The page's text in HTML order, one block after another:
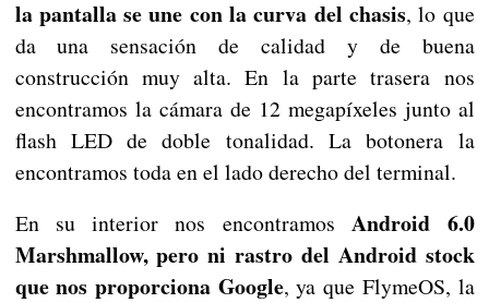
la pantalla se une con la curva del chasis, lo que
da una sensación de calidad y de buena
construcción muy alta. En la parte trasera nos
encontramos la cámara de 12 megapíxeles junto al
flash LED de doble tonalidad. La botonera la
encontramos toda en el lado derecho del terminal.
En su interior nos encontramosAndroid 6.0
Marshmallow, pero ni rastro del Android stock
que nos proporciona Google, ya que FlymeOS, la